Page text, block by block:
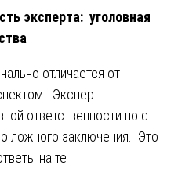
эксперта: уголовная
отличается от
Эксперт
ответственности по ст.
ложного заключения. Это
на те